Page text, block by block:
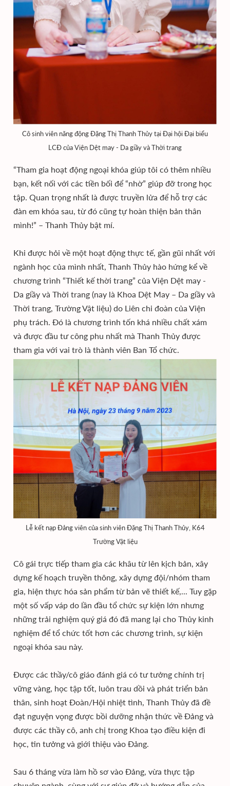
Cô sinh viên năng động Đặng Thị Thanh Thủy tại Đại hội Đại biểu
LCĐ của Viện Dệt may - Da giầy và Thời trang
“Tham gia hoạt động ngoại khóa giúp tôi có thêm nhiều
bạn, kết nối với các tiền bối để “nhờ” giúp đỡ trong học
tập. Quan trọng nhất là được truyền lửa để hỗ trợ các
đàn em khóa sau, từ đó cũng tự hoàn thiện bản thân
mình!” – Thanh Thủy bật mí.
Khi được hỏi về một hoạt động thực tế, gần gũi nhất với
ngành học của mình nhất, Thanh Thủy hào hứng kể về
chương trình “Thiết kế thời trang” của Viện Dệt may -
Da giầy và Thời trang (nay là Khoa Dệt May – Da giầy và
Thời trang, Trường Vật liệu) do Liên chi đoàn của Viện
phụ trách. Đó là chương trình tốn khá nhiều chất xám
và được đầu tư công phu nhất mà Thanh Thủy được
tham gia với vai trò là thành viên Ban Tổ chức.
Lễ kết nạp Đảng viên của sinh viên Đặng Thị Thanh Thủy, K64
Trường Vật liệu
Cô gái trực tiếp tham gia các khâu từ lên kịch bản, xây
dựng kế hoạch truyền thông, xây dựng đội/nhóm tham
gia, hiện thực hóa sản phẩm từ bản vẽ thiết kế,... Tuy gặp
một số vấp váp do lần đầu tổ chức sự kiện lớn nhưng
những trải nghiệm quý giá đó đã mang lại cho Thủy kinh
nghiệm để tổ chức tốt hơn các chương trình, sự kiện
ngoại khóa sau này.
Được các thầy/cô giáo đánh giá có tư tưởng chính trị
vững vàng, học tập tốt, luôn trau dồi và phát triển bản
thân, sinh hoạt Đoàn/Hội nhiệt tình, Thanh Thủy đã đề
đạt nguyện vọng được bồi dưỡng nhận thức về Đảng và
được các thầy cô, anh chị trong Khoa tạo điều kiện đi
học, tin tưởng và giới thiệu vào Đảng.
Sau 6 tháng vừa làm hồ sơ vào Đảng, vừa thực tập